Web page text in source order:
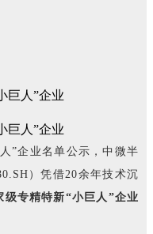
”企业名单公示，中微半
）凭借20余年技术沉
级专精特新“小巨人”企业